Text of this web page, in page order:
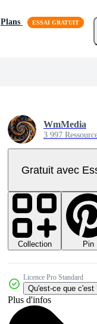
Plans
WmMedia
3 997
Gratuit avec
Collection Pin
Licence Pro Standard
Qu'est-ce que c'est
Plus d'infos